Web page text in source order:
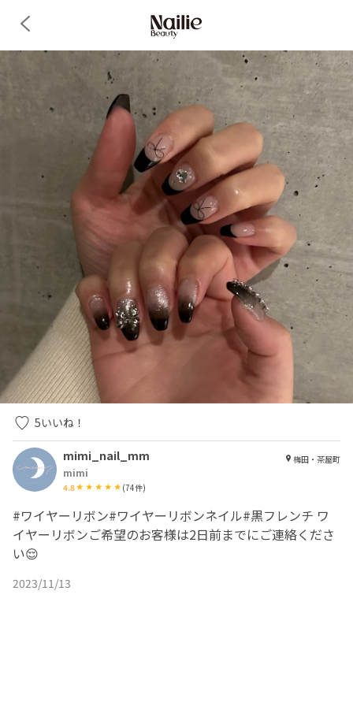
5いいね！
mimi_nail_mm
mimi
4.8 (74件)
梅田・茶屋町
#ワイヤーリボン#ワイヤーリボンネイル#黒フレンチ ワ
イヤーリボンご希望のお客様は2日前までにご連絡くださ
い😌
2023/11/13